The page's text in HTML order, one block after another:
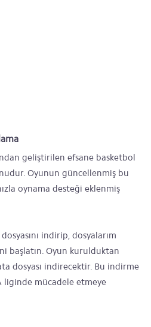
geliştirilen efsane basketbol
Oyunun güncellenmiş bu
oynama desteği eklenmiş
dosyasını indirip, dosyalarım
başlatın. Oyun kurulduktan
dosyası indirecektir. Bu indirme
mücadele etmeye